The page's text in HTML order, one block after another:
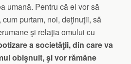
umană. Pentru că ei vor să
purtam, noi, deţinuţii, să
şi relaţia omului cu
a societăţii, din care va
obişnuit, şi vor rămâne